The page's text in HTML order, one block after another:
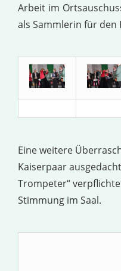
Arbeit im
als Sammlerin für den
Eine weitere
Kaiserpaar
Trompeter“
Stimmung im Saal.